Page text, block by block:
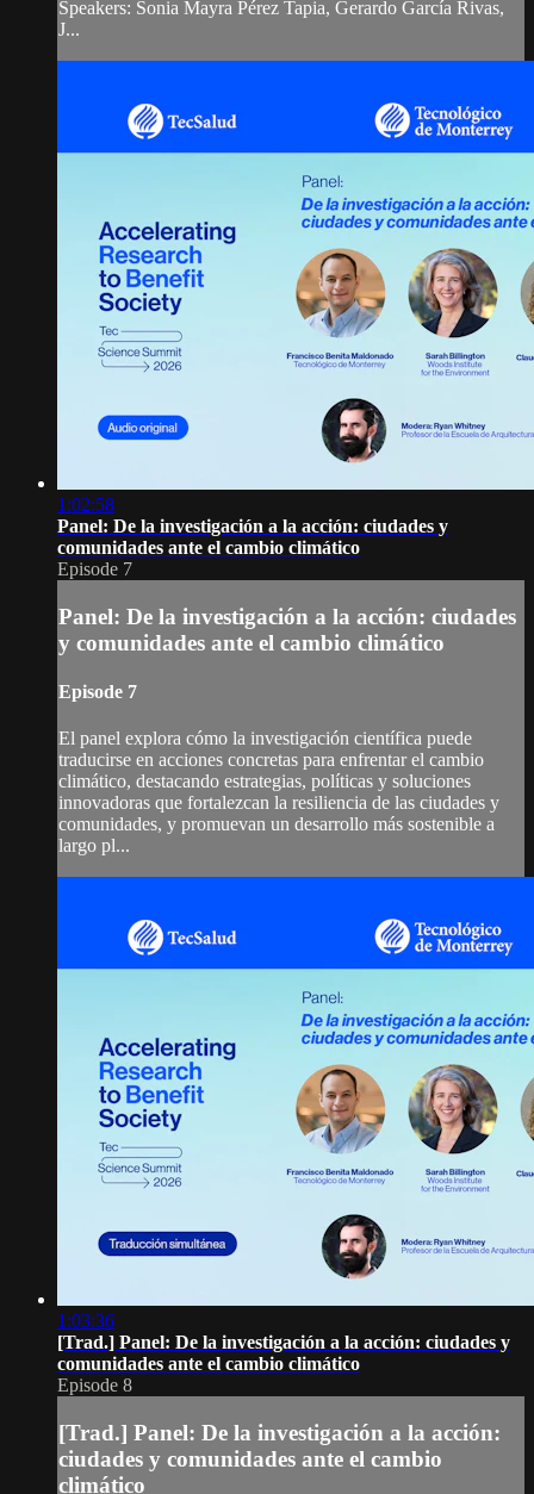
Speakers: Sonia Mayra Pérez Tapia, Gerardo García Rivas,
J...
1:02:58
Panel: De la investigación a la acción: ciudades y
comunidades ante el cambio climático
Episode 7
Panel: De la investigación a la acción: ciudades
y comunidades ante el cambio climático
Episode 7
El panel explora cómo la investigación científica puede
traducirse en acciones concretas para enfrentar el cambio
climático, destacando estrategias, políticas y soluciones
innovadoras que fortalezcan la resiliencia de las ciudades y
comunidades, y promuevan un desarrollo más sostenible a
largo pl...
1:03:36
[Trad.] Panel: De la investigación a la acción: ciudades y
comunidades ante el cambio climático
Episode 8
[Trad.] Panel: De la investigación a la acción:
ciudades y comunidades ante el cambio
climático